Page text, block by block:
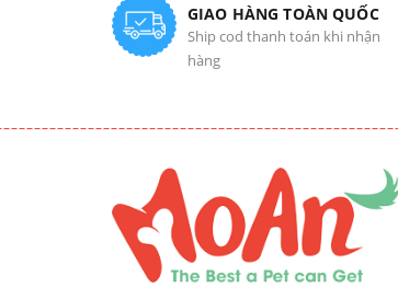
GIAO HÀNG TOÀN QUỐC
Ship cod thanh toán khi nhận
hàng